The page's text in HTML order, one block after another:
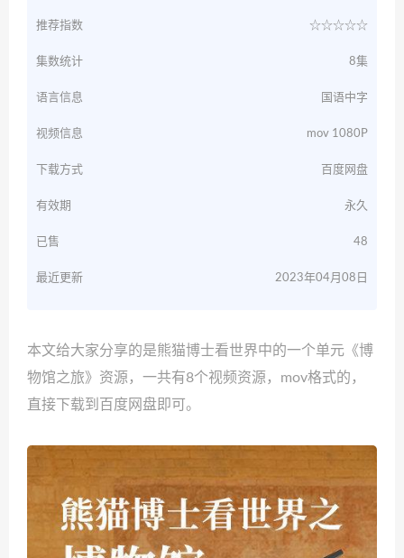
推荐指数 ☆☆☆☆☆
集数统计 8集
语言信息 国语中字
视频信息 mov 1080P
下载方式 百度网盘
有效期 永久
已售 48
最近更新 2023年04月08日
本文给大家分享的是熊猫博士看世界中的一个单元《博
物馆之旅》资源，一共有8个视频资源，mov格式的，
直接下载到百度网盘即可。